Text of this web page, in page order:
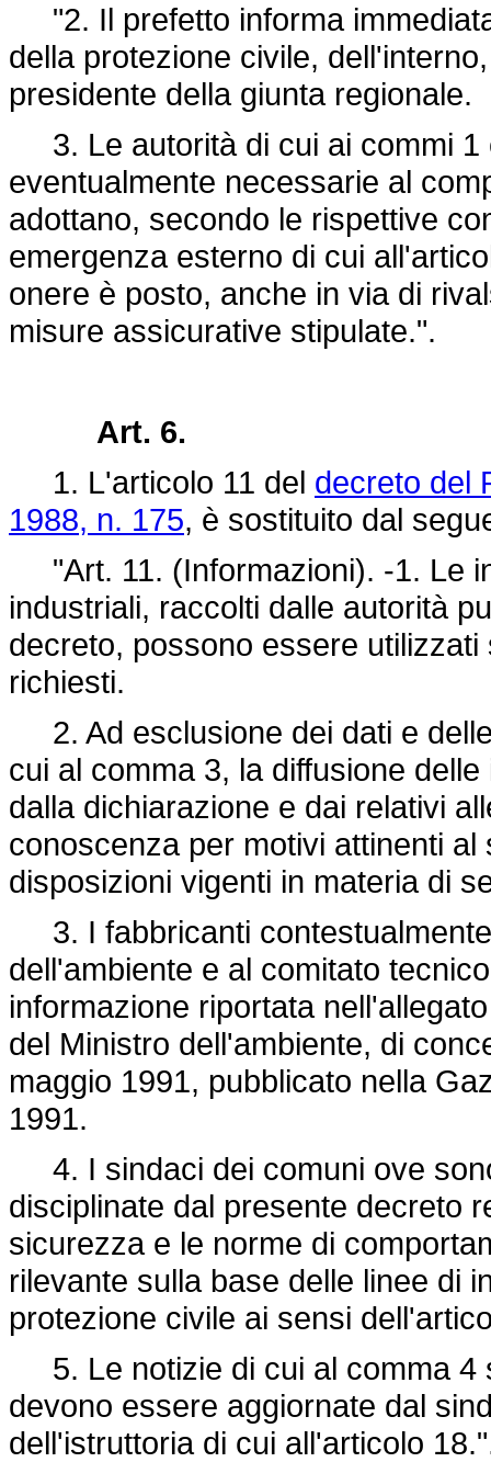
"2. Il prefetto informa
della protezione civile,
presidente della giunta regionale.
3. Le autorità di cui ai commi 1
eventualmente necessarie al
adottano, secondo le rispettive
emergenza esterno di cui
onere è posto, anche in via di
misure assicurative stipulate.".
Art. 6.
1. L'articolo 11 del decreto del
1988, n. 175, è sostituito dal
"Art. 11. (Informazioni). -1. Le
industriali, raccolti dalle autorità
decreto, possono essere
richiesti.
2. Ad esclusione dei dati e
cui al comma 3, la diffusione
dalla dichiarazione e dai relativi
conoscenza per motivi attinenti
disposizioni vigenti in materia di
3. I fabbricanti
dell'ambiente e al comitato
informazione riportata
del Ministro dell'ambiente, di
maggio 1991, pubblicato nella
1991.
4. I sindaci dei comuni ove
disciplinate dal presente decreto
sicurezza e le norme di
rilevante sulla base delle linee di
protezione civile ai sensi
5. Le notizie di cui al comma 4
devono essere aggiornate dal
dell'istruttoria di cui all'articolo